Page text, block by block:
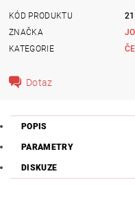
KÓD PRODUKTU
ZNAČKA
KATEGORIE
Dotaz
POPIS
PARAMETRY
DISKUZE